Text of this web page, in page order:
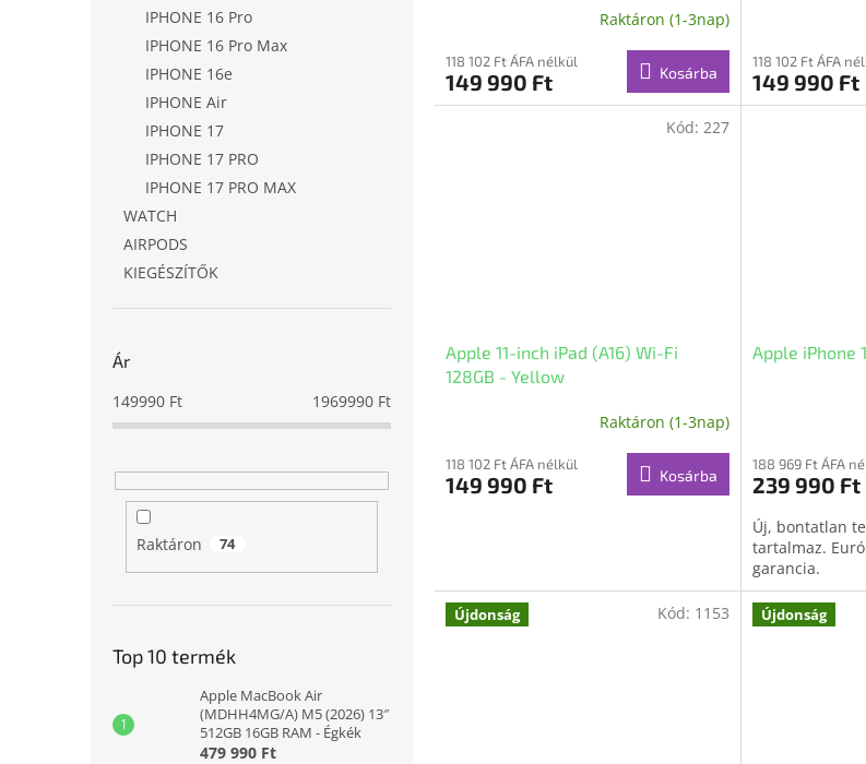
IPHONE 16 Pro
IPHONE 16 Pro Max
IPHONE 16e
IPHONE Air
IPHONE 17
IPHONE 17 PRO
IPHONE 17 PRO MAX
WATCH
AIRPODS
KIEGÉSZÍTŐK
Ár
149990 Ft 1969990 Ft
Raktáron 74
Top 10 termék
Apple MacBook Air
(MDHH4MG/A) M5 (2026) 13″
512GB 16GB RAM - Égkék
479 990 Ft
Raktáron (1-3nap)
118 102 Ft ÁFA nélkül
149 990 Ft Kosárba
118 102 Ft ÁFA
149 990 Ft
Apple 11-inch iPad (A16) Wi-Fi
128GB - Yellow
Raktáron (1-3nap)
118 102 Ft ÁFA nélkül
149 990 Ft Kosárba
Kód: 227
Apple iPhone
átlagos
értékelése
ből
5,0
csillag.
188 969 Ft ÁFA
239 990 Ft
Új, bontatlan
tartalmaz.
garancia.
Újdonság Kód: 1153 Újdonság